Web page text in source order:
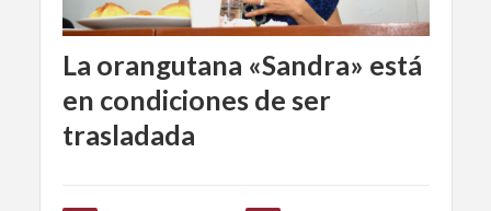
La orangutana «Sandra» está
en condiciones de ser
trasladada